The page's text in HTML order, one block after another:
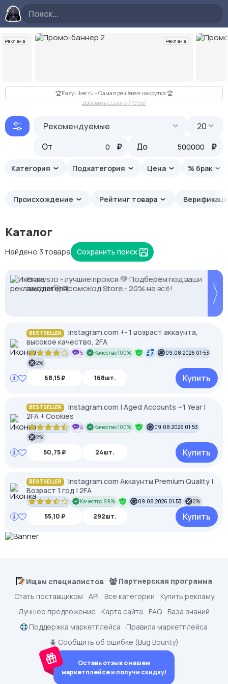
Реклама Реклама
Слайд 2 из 10
🏆EasyLiker.ru - Самая дешёвая накрутка 🏆
Добавить ссылку (199p)
Рекомендуемые
От
₽ До ₽
20
Категория Подкатегория Цена % брак
Происхождение Рейтинг товара
Каталог
Найдено 3 товара Сохранить поиск
Proxys.io - лучшие прокси 💚 Подберём под ваши
задачи 🚀 Промокод Store - 20% на всё!
2328.io — прием крипто платежей
-35% на прокси с высоким IP Score. Промокод:
MASK35. Чистые IP, минимум банов.
BESTSELLER
Instagram.com +- 1 возраст аккаунта,
высокое качество, 2FA
5 Качество 100%
09.08.2026 01:53
2%
68,15 ₽ 168шт. Купить
BESTSELLER
Instagram.com | Aged Accounts ~1 Year |
2FA + Cookies
4 Качество 100%
09.08.2026 01:53
2%
50,75 ₽ 24шт. Купить
BESTSELLER
Instagram.com Аккаунты Premium Quality |
Возраст 1 год | 2FA
Качество 99% 09.08.2026 01:53 2%
55,10 ₽ 292шт. Купить
Ищем специалистов
Партнерская программа
Стать поставщиком
API Все категории
Купить рекламу
Лучшее предложение
Карта сайта FAQ
База знаний
Поддержка маркетплейса
Правила маркетплейса
🪲 Сообщить об ошибке (Bug Bounty)
Оставь отзыв о нашем
маркетплейсе и получи скидку!